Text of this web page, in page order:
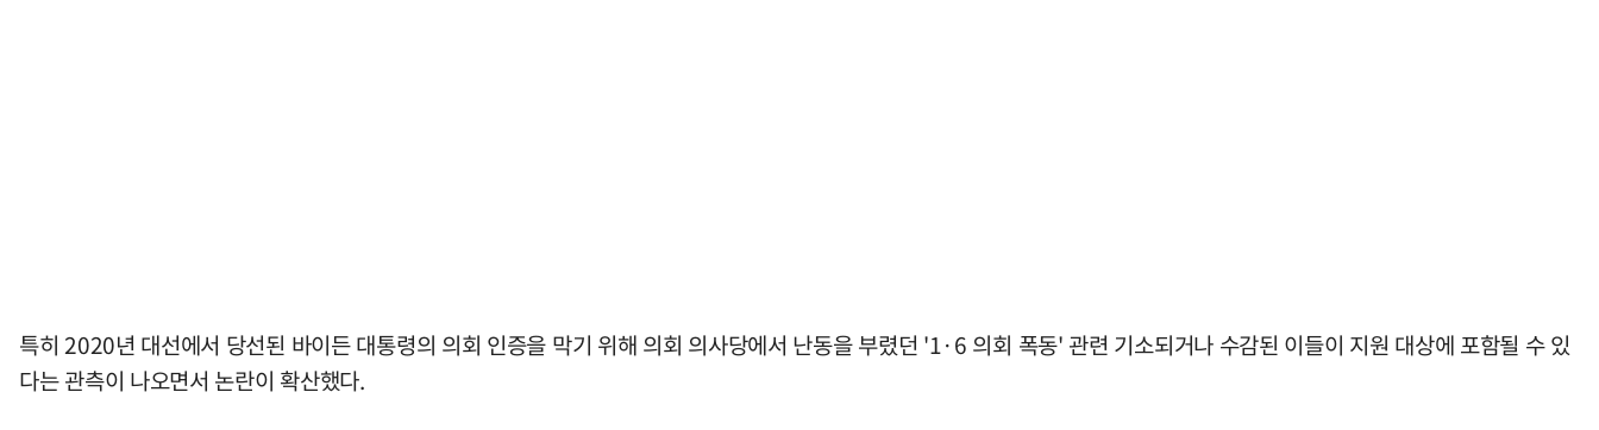
특히 2020년 대선에서 당선된 바이든 대통령의 의회 인증을 막기 위해 의회 의사당에서 난동을 부렸던 '1·6 의회 폭동' 관련 기소되거나 수감된 이들이 지원 대상에 포함될 수 있
다는 관측이 나오면서 논란이 확산했다.